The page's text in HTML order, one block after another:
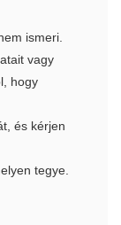
ismeri.
vagy
hogy
és kérjen
tegye.